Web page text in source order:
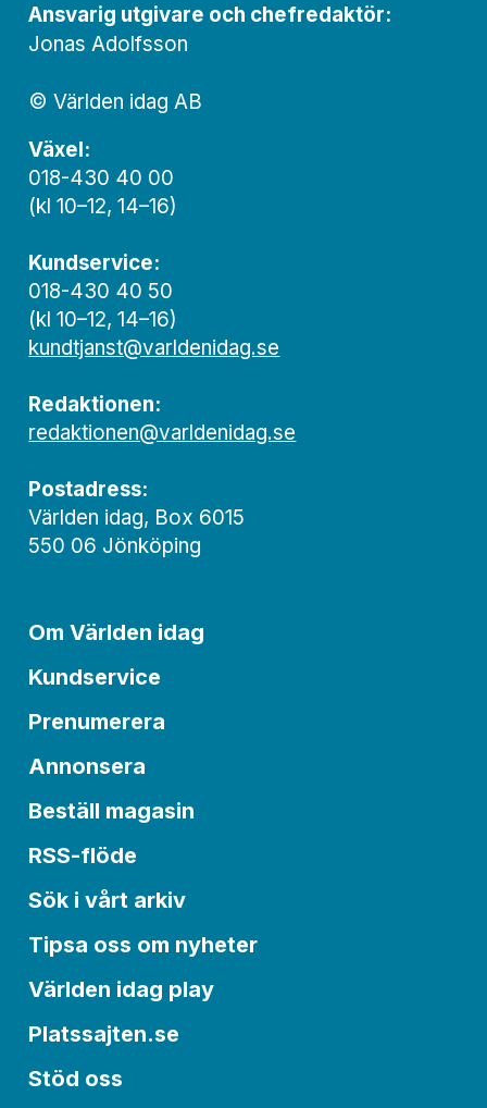
Ansvarig utgivare och chef­redaktör:
Jonas Adolfsson
© Världen idag AB
Växel:
018-430 40 00
(kl 10–12, 14–16)
Kundservice:
018-430 40 50
(kl 10–12, 14–16)
kundtjanst@varldenidag.se
Redaktionen:
redaktionen@varldenidag.se
Postadress:
Världen idag, Box 6015
550 06 Jönköping
Om Världen idag
Kundservice
Prenumerera
Annonsera
Beställ magasin
RSS-flöde
Sök i vårt arkiv
Tipsa oss om nyheter
Världen idag play
Platssajten.se
Stöd oss